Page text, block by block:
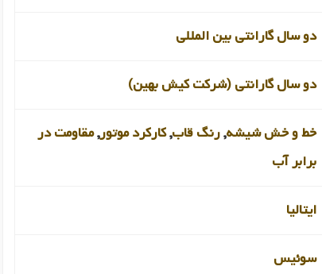
دو سال گارانتی بین المللی
دو سال گارانتی (شرکت کیش بهین)
خط و خش شیشه,رنگ قاب,کارکرد موتور,مقاومت در
برابر آب
ایتالیا
سوئیس